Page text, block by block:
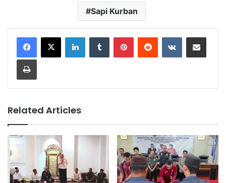
Sapi Kurban
LinkedInTumblr PinterestReddit VKontakteShare via Email
Print
Related Articles